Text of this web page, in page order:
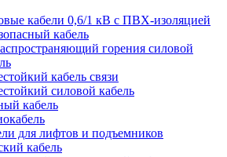
кабели 0,6/1 кВ с ПВХ-изоляцией
кабель
горения силовой
кабель связи
силовой кабель
кабель
для лифтов и подъемников
кабель